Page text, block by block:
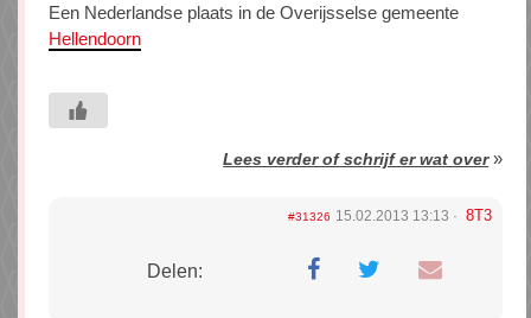
Een Nederlandse plaats in de Overijsselse gemeente
Hellendoorn
Lees verder of schrijf er wat over»
#31326 15.02.2013 13:13 8T3
Delen: